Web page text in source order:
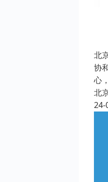
北
协
心
北
24-